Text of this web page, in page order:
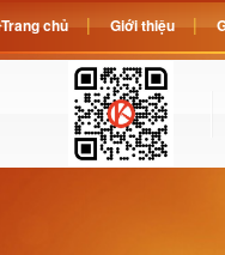
Trang chủ Giới thiệu